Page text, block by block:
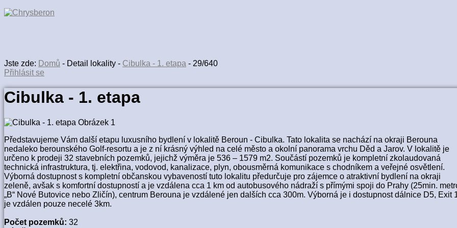
Jste zde: Domů - Detail lokality - Cibulka - 1. etapa - 29/640
Přihlásit se
Cibulka - 1. etapa
Představujeme Vám další etapu luxusního bydlení v lokalitě Beroun - Cibulka. Tato lokalita se nachází na okraji Berouna
nedaleko berounského Golf-resortu a je z ní krásný výhled na celé město a okolní panorama vrchu Děd a Jarov. V lokalitě je
určeno k prodeji 32 stavebních pozemků, jejichž výměra je 536 – 1579 m2. Součástí pozemků je kompletní zkolaudovaná
technická infrastruktura, tj. elektřina, vodovod, kanalizace, plyn, obousměrná komunikace s chodníkem a veřejné osvětlení.
Výborná dostupnost s kompletní občanskou vybaveností tuto lokalitu předurčuje pro zájemce o atraktivní bydlení na okraji
zeleně, avšak s komfortní dostupností a je vzdálena cca 1 km od autobusového nádraží s přímými spoji do Prahy (25min.
„B“ Nové Butovice nebo Zličín), centrum Berouna je vzdálené jen dalších cca 300m. Výborná je i dostupnost dálnice D5, Exit
je vzdálen pouze necelé 3km.
Počet pozemků: 32